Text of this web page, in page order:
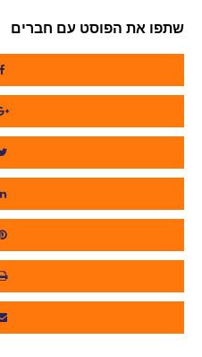
שתפו את הפוסט עם חברים